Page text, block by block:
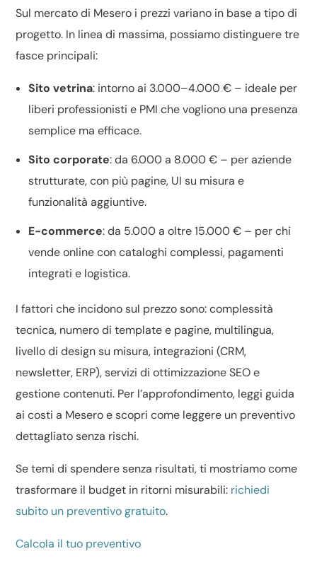
Sul mercato di Mesero i prezzi variano in base a tipo di
progetto. In linea di massima, possiamo distinguere tre
fasce principali:
Sito vetrina: intorno ai 3.000–4.000 € – ideale per
liberi professionisti e PMI che vogliono una presenza
semplice ma efficace.
Sito corporate: da 6.000 a 8.000 € – per aziende
strutturate, con più pagine, UI su misura e
funzionalità aggiuntive.
E-commerce: da 5.000 a oltre 15.000 € – per chi
vende online con cataloghi complessi, pagamenti
integrati e logistica.
I fattori che incidono sul prezzo sono: complessità
tecnica, numero di template e pagine, multilingua,
livello didesign su misura, integrazioni (CRM,
newsletter, ERP), servizi diottimizzazione SEOe
gestione contenuti. Per l’approfondimento, leggiguida
ai costi a Meseroe scopri come leggere un preventivo
dettagliatosenza rischi.
Se temi di spendere senza risultati, ti mostriamo come
trasformare il budget in ritorni misurabili: richiedi
subito un preventivo gratuito.
Calcola il tuo preventivo